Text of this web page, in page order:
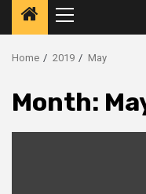
Primary
Menu
Home 2019 May
Month: